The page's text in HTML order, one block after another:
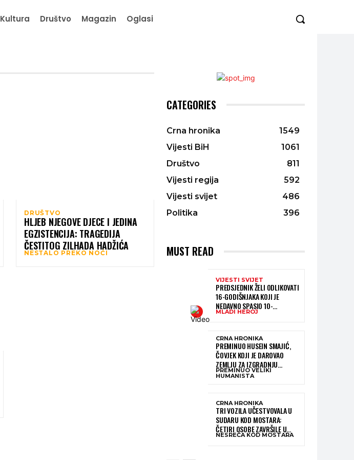
Kultura Društvo Magazin Oglasi
DRUŠTVO
HLJEB NJEGOVE DJECE I JEDINA
EGZISTENCIJA: TRAGEDIJA
ČESTITOG ZILHADA HADŽIĆA
NESTALO PREKO NOĆI
CATEGORIES
Crna hronika
1549
Vijesti BiH
1061
Društvo
811
Vijesti regija
592
Vijesti svijet
486
Politika
396
MUST READ
VIJESTI SVIJET
PREDSJEDNIK ŽELI ODLIKOVATI
16-GODIŠNJAKA KOJI JE
NEDAVNO SPASIO 10-
GODIŠNJEG DJEČAKA IZ
MLADI HEROJ
CRNA HRONIKA
PREMINUO HUSEIN SMAJIĆ,
ČOVJEK KOJI JE DAROVAO
ZEMLJU ZA IZGRADNJU
KATOLIČKE CRKVE U BUGOJNU
PREMINUO VELIKI
HUMANISTA
CRNA HRONIKA
TRI VOZILA UČESTVOVALA U
SUDARU KOD MOSTARA:
ČETIRI OSOBE ZAVRŠILE U
BOLNICI
NESREĆA KOD MOSTARA